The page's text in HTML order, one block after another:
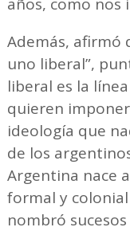
Además, afirmó
uno liberal”,
liberal es la
quieren
ideología que
de los
Argentina nace
formal y
nombró